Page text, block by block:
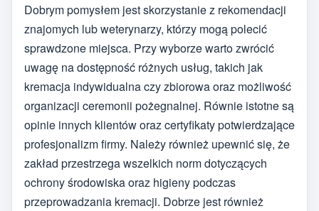
Dobrym pomysłem jest skorzystanie z rekomendacji
znajomych lub weterynarzy, którzy mogą polecić
sprawdzone miejsca. Przy wyborze warto zwrócić
uwagę na dostępność różnych usług, takich jak
kremacja indywidualna czy zbiorowa oraz możliwość
organizacji ceremonii pożegnalnej. Równie istotne są
opinie innych klientów oraz certyfikaty potwierdzające
profesjonalizm firmy. Należy również upewnić się, że
zakład przestrzega wszelkich norm dotyczących
ochrony środowiska oraz higieny podczas
przeprowadzania kremacji. Dobrze jest również